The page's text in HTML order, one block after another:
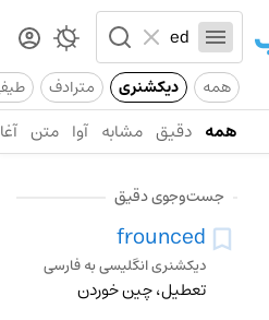
همه دیکشنری مترادف
همه دقیق مشابه آوا متن
جست‌وجوی دقیق
frounced
دیکشنری انگلیسی به فارسی
تعطیل، چین خوردن